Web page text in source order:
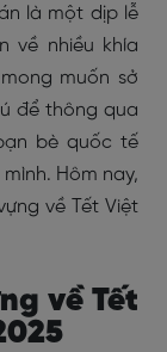
là một dịp lễ
về nhiều khía
muốn sở
để thông qua
bè quốc tế
Hôm nay,
về Tết Việt
về Tết